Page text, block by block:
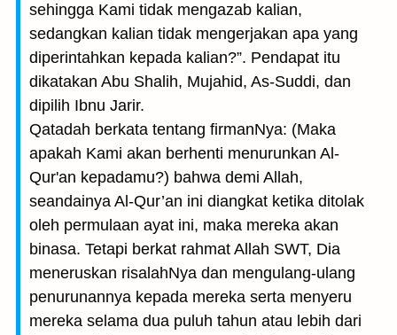
sehingga Kami tidak mengazab kalian,
sedangkan kalian tidak mengerjakan apa yang
diperintahkan kepada kalian?”. Pendapat itu
dikatakan Abu Shalih, Mujahid, As-Suddi, dan
dipilih Ibnu Jarir.
Qatadah berkata tentang firmanNya: (Maka
apakah Kami akan berhenti menurunkan Al-
Qur'an kepadamu?) bahwa demi Allah,
seandainya Al-Qur’an ini diangkat ketika ditolak
oleh permulaan ayat ini, maka mereka akan
binasa. Tetapi berkat rahmat Allah SWT, Dia
meneruskan risalahNya dan mengulang-ulang
penurunannya kepada mereka serta menyeru
mereka selama dua puluh tahun atau lebih dari